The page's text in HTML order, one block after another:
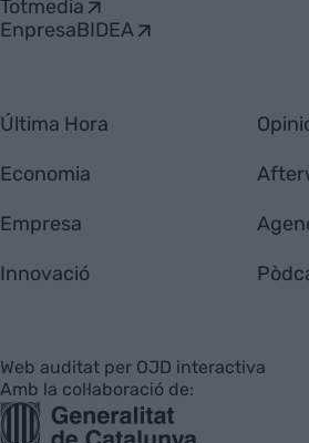
Totmedia
EnpresaBIDEA
Última Hora
Economia
Empresa
Innovació
Web auditat per OJD interactiva
Amb la col·laboració de: